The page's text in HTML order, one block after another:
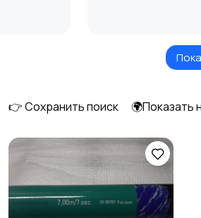
👉 Сохранить поиск 🌍Показать